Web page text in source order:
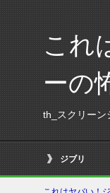
これ
ーの
th_スクリー
ジブリ